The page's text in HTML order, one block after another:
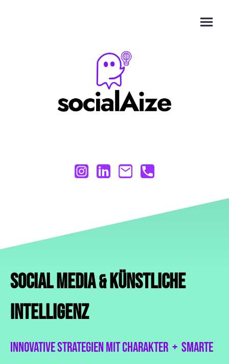
Social Media&Künstliche
Intelligenz
Innovative Strategien mit Charakter + Smarte